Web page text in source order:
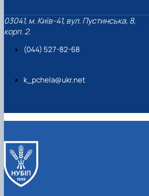
03041, м. Київ-41, вул. Пустинська, 8,
корп. 2.
(044) 527-82-68
k_pchela@ukr.net